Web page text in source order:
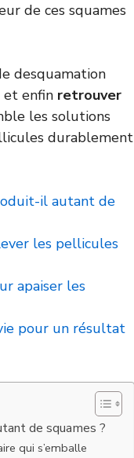
de ces squames
desquamation
et enfin retrouver
les solutions
durablement
il autant de
les pellicules
apaiser les
pour un résultat
de squames ?
qui s’emballe